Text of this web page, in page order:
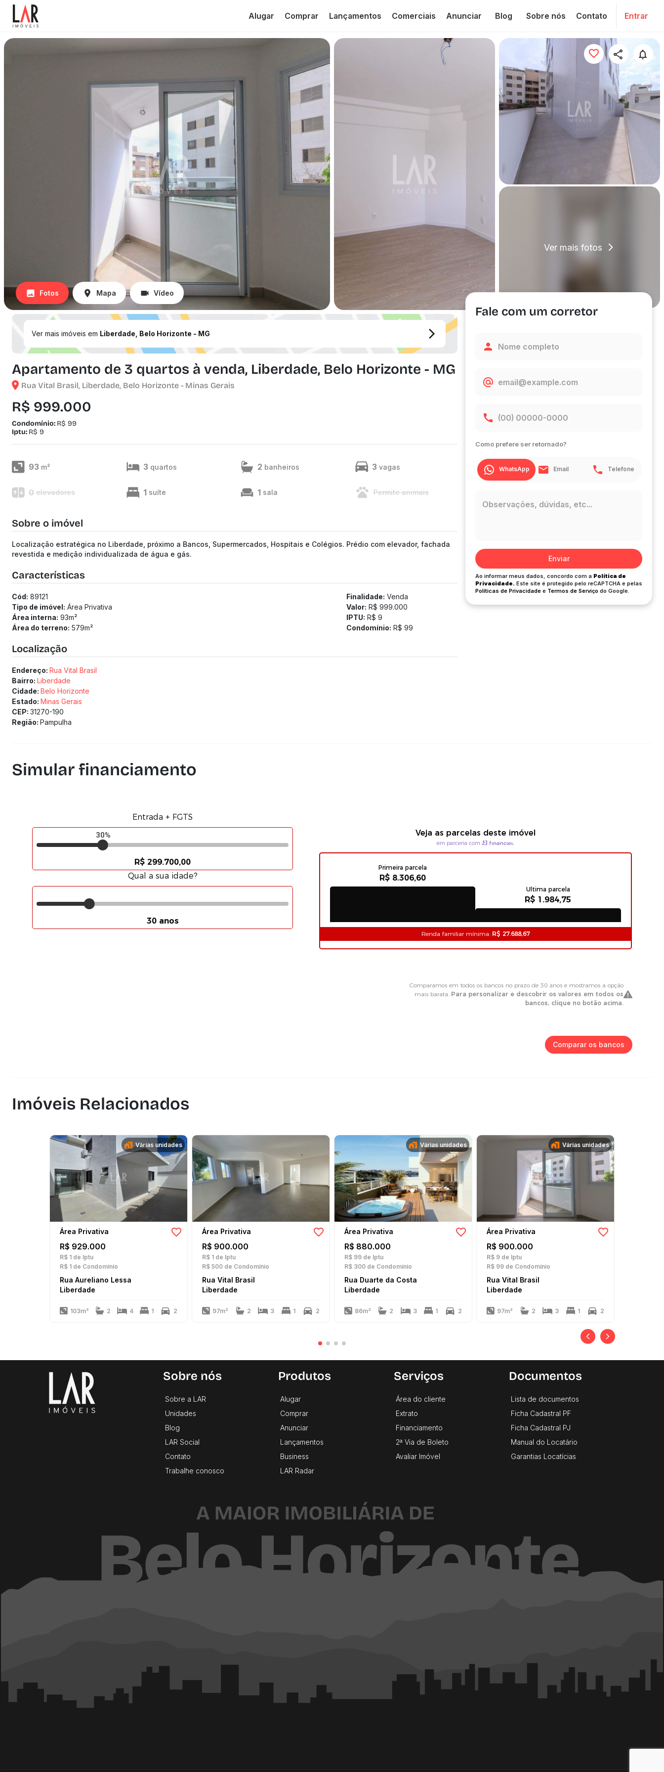
Alugar Comprar Lançamentos Comerciais Anunciar Blog Sobre nós Contato Entrar
Ver mais fotos
Fotos Mapa Vídeo
Ver mais imóveis em Liberdade, Belo Horizonte - MG
Apartamento de 3 quartos à venda, Liberdade, Belo Horizonte - MG
Rua Vital Brasil, Liberdade, Belo Horizonte - Minas Gerais
R$ 999.000
Condomínio: R$ 99
Iptu: R$ 9
93 m² 3 quartos 2 banheiros 3 vagas
0 elevadores 1 suíte 1 sala Permite animais
Sobre o imóvel
Localização estratégica no Liberdade, próximo a Bancos, Supermercados, Hospitais e Colégios. Prédio com elevador, fachada
revestida e medição individualizada de água e gás.
Características
Cód: 89121
Tipo de imóvel: Área Privativa
Área interna: 93m²
Área do terreno: 579m²
Finalidade: Venda
Valor: R$ 999.000
IPTU: R$ 9
Condomínio: R$ 99
Localização
Endereço: Rua Vital Brasil
Bairro: Liberdade
Cidade: Belo Horizonte
Estado: Minas Gerais
CEP: 31270-190
Região: Pampulha
Fale com um corretor
Como prefere ser retornado?
WhatsApp Email Telefone
Enviar
Ao informar meus dados, concordo com a Política de
Privacidade. Este site é protegido pelo reCAPTCHA e pelas
Políticas de Privacidade e Termos de Serviço do Google.
Simular financiamento
Comparar os bancos
Imóveis Relacionados
Várias unidades
Área Privativa
R$ 929.000
R$ 1 de Iptu
R$ 1 de Condomínio
Rua Aureliano Lessa
Liberdade
103m² 2 4 1 2
Área Privativa
R$ 900.000
R$ 1 de Iptu
R$ 500 de Condomínio
Rua Vital Brasil
Liberdade
97m² 2 3 1 2
Várias unidades
Área Privativa
R$ 880.000
R$ 99 de Iptu
R$ 300 de Condomínio
Rua Duarte da Costa
Liberdade
86m² 2 3 1 2
Várias unidades
Área Privativa
R$ 900.000
R$ 9 de Iptu
R$ 99 de Condomínio
Rua Vital Brasil
Liberdade
97m² 2 3 1 2
Sobre nós
Sobre a LAR
Unidades
Blog
LAR Social
Contato
Trabalhe conosco
Produtos
Alugar
Comprar
Anunciar
Lançamentos
Business
LAR Radar
Serviços
Área do cliente
Extrato
Financiamento
2ª Via de Boleto
Avaliar Imóvel
Documentos
Lista de documentos
Ficha Cadastral PF
Ficha Cadastral PJ
Manual do Locatário
Garantias Locatícias